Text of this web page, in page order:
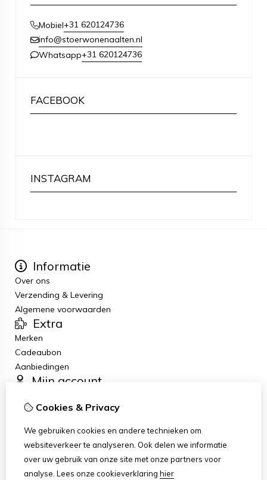
Mobiel+31 620124736
info@stoerwonenaalten.nl
Whatsapp+31 620124736
FACEBOOK
INSTAGRAM
Informatie
Over ons
Verzending & Levering
Algemene voorwaarden
Extra
Merken
Cadeaubon
Aanbiedingen
Mijn account
Bestelhistorie
Nieuwsbrief
Klantenservice
Cookies & Privacy
We gebruiken cookies en andere technieken om
websiteverkeer te analyseren. Ook delen we informatie
over uw gebruik van onze site met onze partners voor
analyse. Lees onze cookieverklaring hier